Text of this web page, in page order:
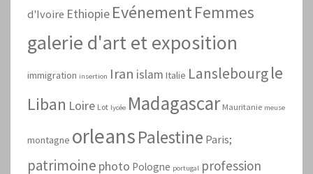
d'Ivoire Ethiopie EvénementFemmes
galerie d'art et exposition
immigration insertion Iran islam Italie Lanslebourgle
Liban Loire Lot lycée Madagascar Mauritanie meuse
montagne orleansPalestine Paris;
patrimoine photo Pologne portugal profession